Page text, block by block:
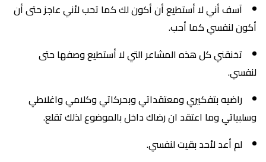
آسف أني لا أستطيع أن أكون لك كما تحب لأني عاجز حتى أن
أكون لنفسي كما أحب.
تخنقني كل هذه المشاعر التي لا أستطيع وصفها حتى
لنفسي.
راضيه بتفكيري ومعتقداتي وبحركاتي وكلامي واغلاطي
وسلبياتي وما اعتقد ان رضاك داخل بالموضوع لذلك تقلع.
لم أعد لأحد بقيت لنفسي.